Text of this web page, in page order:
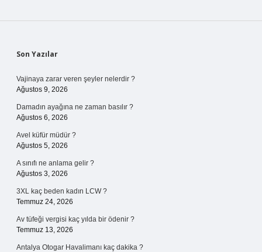
Sidebar
Son Yazılar
Vajinaya zarar veren şeyler nelerdir ?
Ağustos 9, 2026
Damadın ayağına ne zaman basılır ?
Ağustos 6, 2026
Avel küfür müdür ?
Ağustos 5, 2026
A sınıfı ne anlama gelir ?
Ağustos 3, 2026
3XL kaç beden kadın LCW ?
Temmuz 24, 2026
Av tüfeği vergisi kaç yılda bir ödenir ?
Temmuz 13, 2026
Antalya Otogar Havalimanı kaç dakika ?